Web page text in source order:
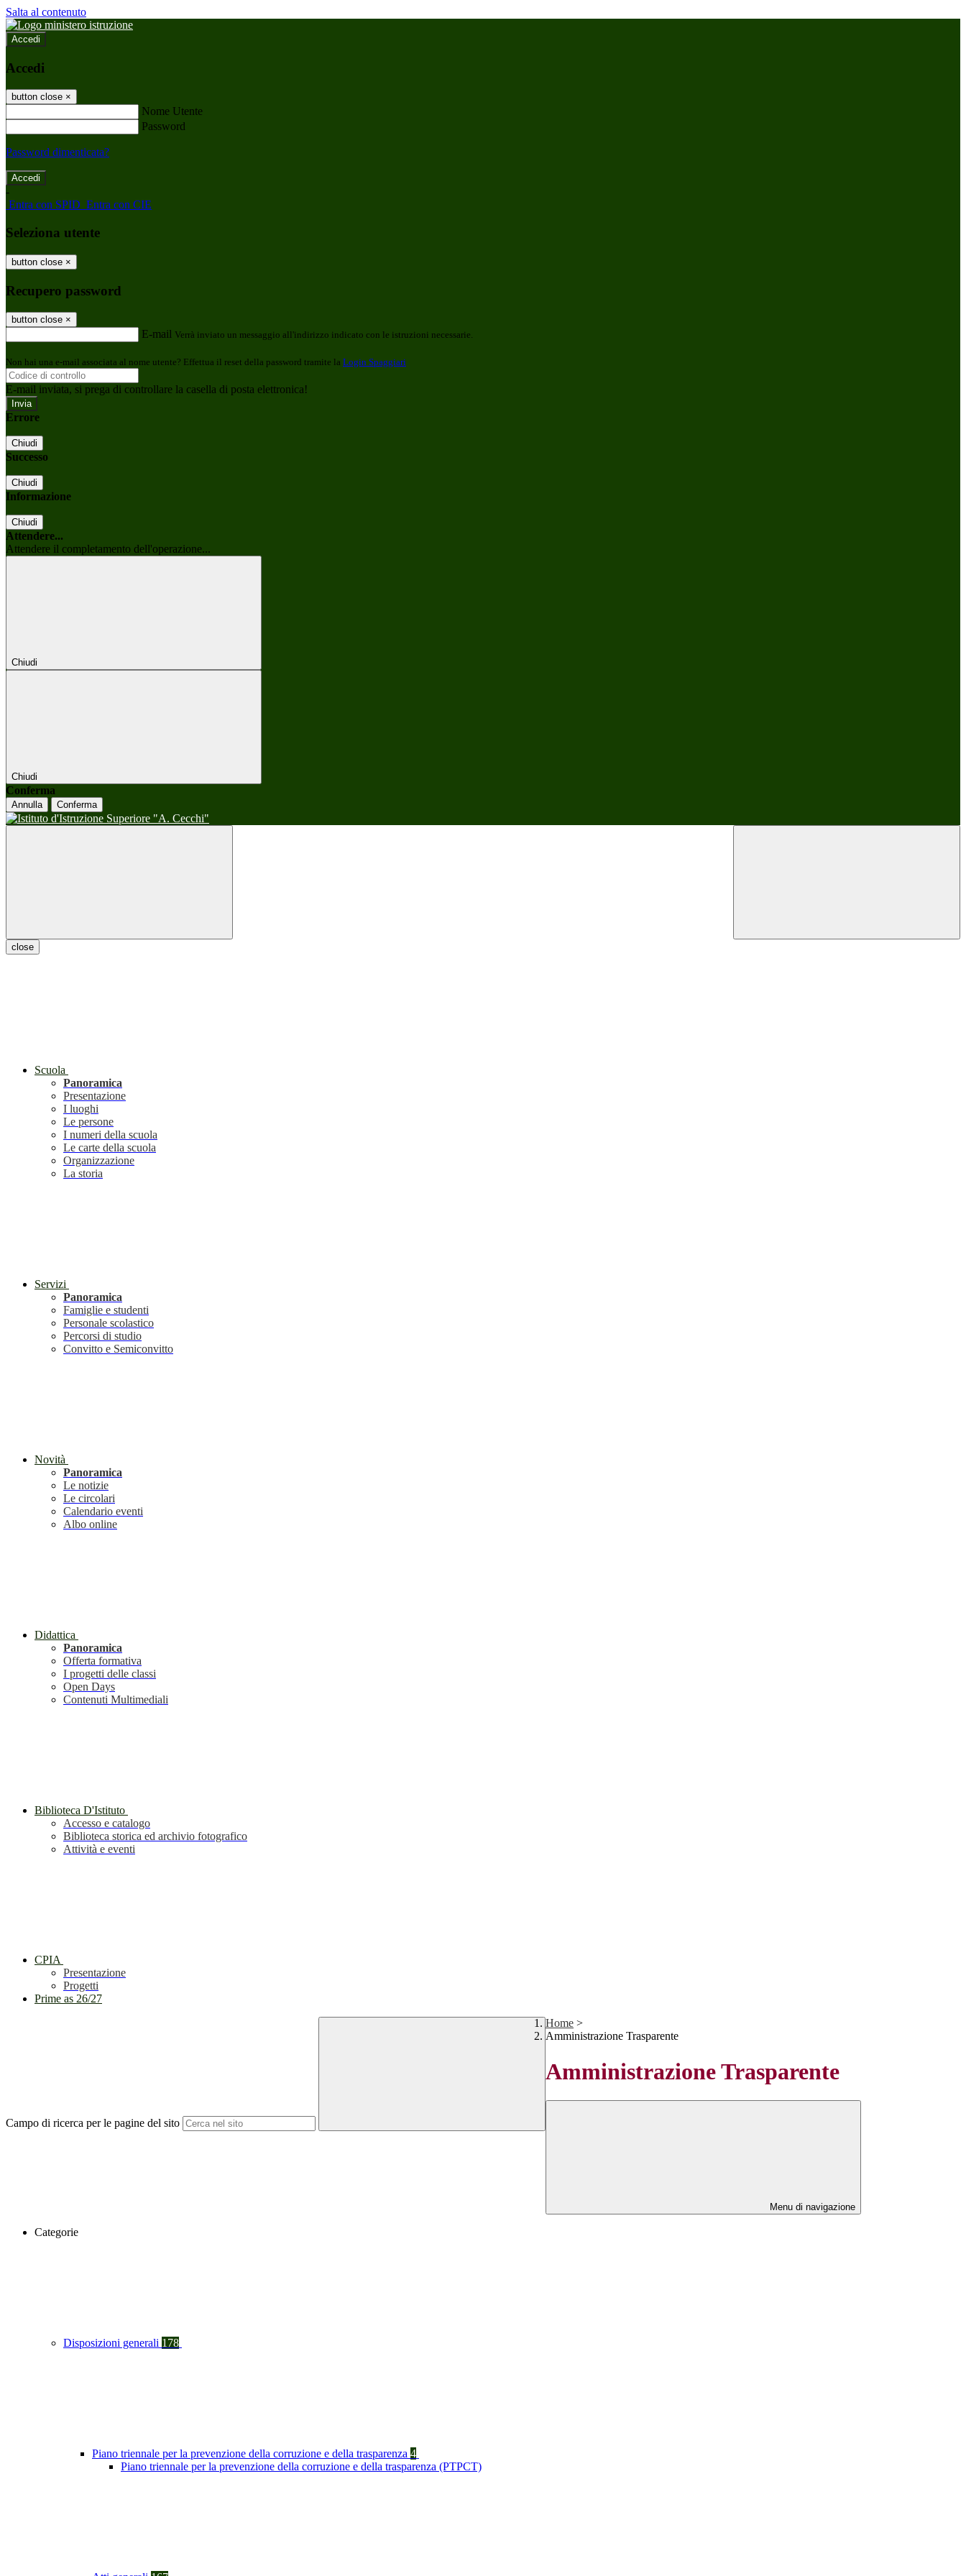
Salta al contenuto
Accedi
Accedi
button close ×
Nome Utente
Password
Password dimenticata?
-
Entra con SPID Entra con CIE
Seleziona utente
button close ×
Recupero password
button close ×
E-mail Verrà inviato un messaggio all'indirizzo indicato con le istruzioni necessarie.
Non hai una e-mail associata al nome utente? Effettua il reset della password tramite la Login Spaggiari
E-mail inviata, si prega di controllare la casella di posta elettronica!
Errore
Chiudi
Successo
Chiudi
Informazione
Chiudi
Attendere...
Attendere il completamento dell'operazione...
Chiudi
Chiudi
Conferma
Annulla Conferma
close
Scuola
Panoramica
Presentazione
I luoghi
Le persone
I numeri della scuola
Le carte della scuola
Organizzazione
La storia
Servizi
Panoramica
Famiglie e studenti
Personale scolastico
Percorsi di studio
Convitto e Semiconvitto
Novità
Panoramica
Le notizie
Le circolari
Calendario eventi
Albo online
Didattica
Panoramica
Offerta formativa
I progetti delle classi
Open Days
Contenuti Multimediali
Biblioteca D'Istituto
Accesso e catalogo
Biblioteca storica ed archivio fotografico
Attività e eventi
CPIA
Presentazione
Progetti
Prime as 26/27
Campo di ricerca per le pagine del sito
Home >
Amministrazione Trasparente
Amministrazione Trasparente
Menu di navigazione
Categorie
Disposizioni generali 178
Piano triennale per la prevenzione della corruzione e della trasparenza 4
Piano triennale per la prevenzione della corruzione e della trasparenza (PTPCT)